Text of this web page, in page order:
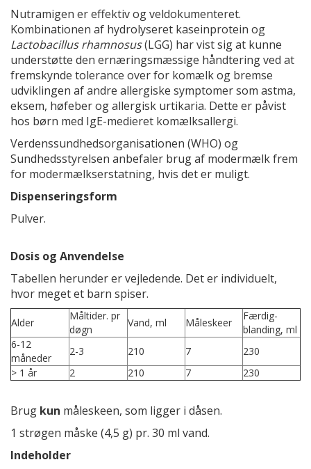
Nutramigen er effektiv og veldokumenteret.
Kombinationen af hydrolyseret kaseinprotein og
Lactobacillus rhamnosus(LGG) har vist sig at kunne
understøtte den ernæringsmæssige håndtering ved at
fremskynde tolerance over for komælk og bremse
udviklingen af andre allergiske symptomer som astma,
eksem, høfeber og allergisk urtikaria. Dette er påvist
hos børn med IgE-medieret komælksallergi.
Verdenssundhedsorganisationen (WHO) og
Sundhedsstyrelsen anbefaler brug af modermælk frem
for modermælkserstatning, hvis det er muligt.
Dispenseringsform
Pulver.
Dosis og Anvendelse
Tabellen herunder er vejledende. Det er individuelt,
hvor meget et barn spiser.
Alder
Måltider. pr
døgn
Vand, ml Måleskeer
Færdig-
blanding, ml
6-12
måneder
2-3 210 7
230
> 1 år
2 210 7 230
Brug kun måleskeen, som ligger i dåsen.
1 strøgen måske (4,5 g) pr. 30 ml vand.
Indeholder